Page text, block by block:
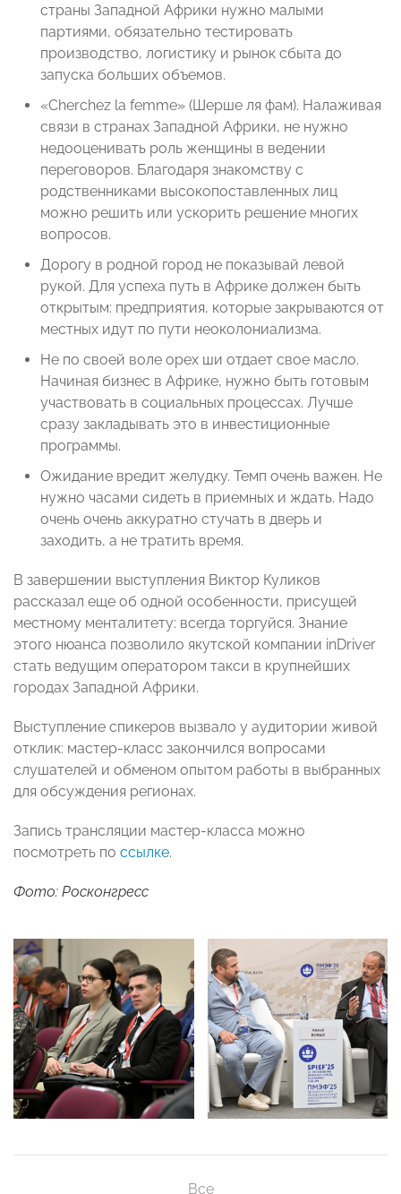
страны Западной Африки нужно малыми
партиями, обязательно тестировать
производство, логистику и рынок сбыта до
запуска больших объемов.
«Cherchez la femme» (Шерше ля фам). Налаживая
связи в странах Западной Африки, не нужно
недооценивать роль женщины в ведении
переговоров. Благодаря знакомству с
родственниками высокопоставленных лиц
можно решить или ускорить решение многих
вопросов.
Дорогу в родной город не показывай левой
рукой. Для успеха путь в Африке должен быть
открытым: предприятия, которые закрываются от
местных идут по пути неоколониализма.
Не по своей воле орех ши отдает свое масло.
Начиная бизнес в Африке, нужно быть готовым
участвовать в социальных процессах. Лучше
сразу закладывать это в инвестиционные
программы.
Ожидание вредит желудку. Темп очень важен. Не
нужно часами сидеть в приемных и ждать. Надо
очень очень аккуратно стучать в дверь и
заходить, а не тратить время.
В завершении выступления Виктор Куликов
рассказал еще об одной особенности, присущей
местному менталитету: всегда торгуйся. Знание
этого нюанса позволило якутской компании inDriver
стать ведущим оператором такси в крупнейших
городах Западной Африки.
Выступление спикеров вызвало у аудитории живой
отклик: мастер-класс закончился вопросами
слушателей и обменом опытом работы в выбранных
для обсуждения регионах.
Запись трансляции мастер-класса можно
посмотреть по ссылке.
Фото: Росконгресс
Все